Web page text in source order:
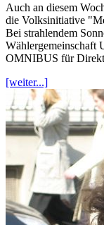
Auch an diesem
die Volksinitiative
Bei strahlendem
Wählergemeinschaft
OMNIBUS für
[weiter...]